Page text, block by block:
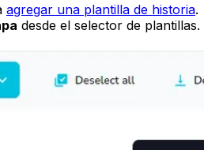
agregar una plantilla de historia.
desde el selector de plantillas.